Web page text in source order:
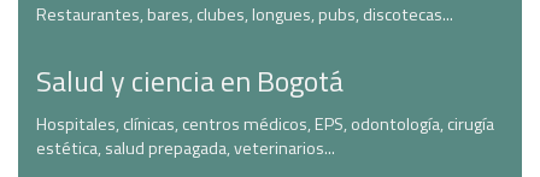
Restaurantes, bares, clubes, longues, pubs, discotecas...
Salud y ciencia en Bogotá
Hospitales, clínicas, centros médicos, EPS, odontología, cirugía
estética, salud prepagada, veterinarios...